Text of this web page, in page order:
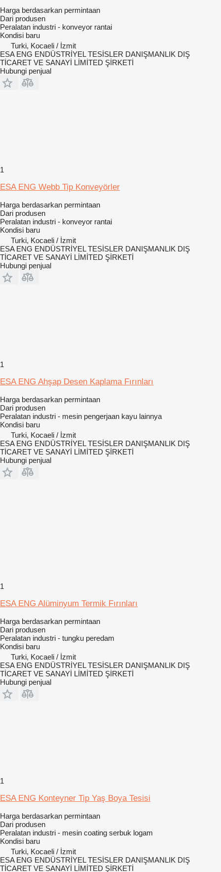
Harga berdasarkan permintaan
Dari produsen
Peralatan industri - konveyor rantai
Kondisi baru
Turki, Kocaeli / İzmit
ESA ENG ENDÜSTRİYEL TESİSLER DANIŞMANLIK DIŞ
TİCARET VE SANAYİ LİMİTED ŞİRKETİ
Hubungi penjual
1
ESA ENG Webb Tip Konveyörler
Harga berdasarkan permintaan
Dari produsen
Peralatan industri - konveyor rantai
Kondisi baru
Turki, Kocaeli / İzmit
ESA ENG ENDÜSTRİYEL TESİSLER DANIŞMANLIK DIŞ
TİCARET VE SANAYİ LİMİTED ŞİRKETİ
Hubungi penjual
1
ESA ENG Ahşap Desen Kaplama Fırınları
Harga berdasarkan permintaan
Dari produsen
Peralatan industri - mesin pengerjaan kayu lainnya
Kondisi baru
Turki, Kocaeli / İzmit
ESA ENG ENDÜSTRİYEL TESİSLER DANIŞMANLIK DIŞ
TİCARET VE SANAYİ LİMİTED ŞİRKETİ
Hubungi penjual
1
ESA ENG Alüminyum Termik Fırınları
Harga berdasarkan permintaan
Dari produsen
Peralatan industri - tungku peredam
Kondisi baru
Turki, Kocaeli / İzmit
ESA ENG ENDÜSTRİYEL TESİSLER DANIŞMANLIK DIŞ
TİCARET VE SANAYİ LİMİTED ŞİRKETİ
Hubungi penjual
1
ESA ENG Konteyner Tip Yaş Boya Tesisi
Harga berdasarkan permintaan
Dari produsen
Peralatan industri - mesin coating serbuk logam
Kondisi baru
Turki, Kocaeli / İzmit
ESA ENG ENDÜSTRİYEL TESİSLER DANIŞMANLIK DIŞ
TİCARET VE SANAYİ LİMİTED ŞİRKETİ